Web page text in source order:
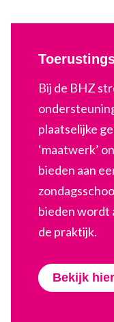
Bij de BHZ
plaatselijke
‘maatwerk’
bieden aan
bieden wordt
de praktijk.